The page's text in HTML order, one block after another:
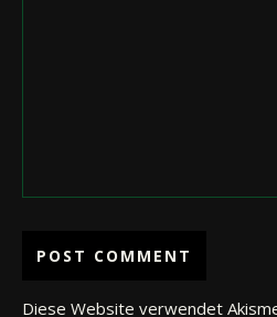
Diese Website verwendet